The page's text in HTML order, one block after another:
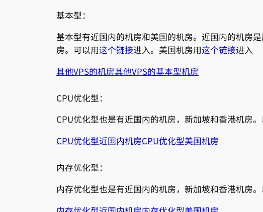
基本型：
基本型有近国内的机房和美国的机房。近国内的机房
房。可以用这个链接进入。美国机房用这个链接进入
其他VPS的机房其他VPS的基本型机房
CPU优化型：
CPU优化型也是有近国内的机房，新加坡和香港机房
CPU优化型近国内机房CPU优化型美国机房
内存优化型：
内存优化型也是有近国内的机房，新加坡和香港机房